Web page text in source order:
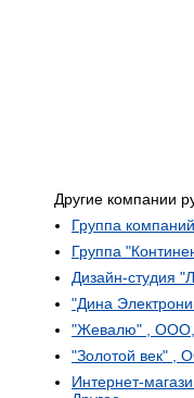
Другие компании
Группа
Группа
Дизайн-студия
"Дина
"Жевалю" , ООО,
"Золотой век" ,
Интернет-